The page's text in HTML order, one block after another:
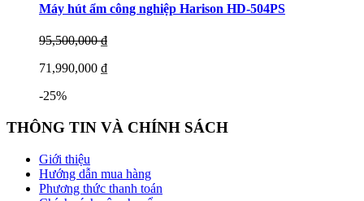
Máy hút ẩm công nghiệp Harison HD-504PS
95,500,000 ₫
71,990,000 ₫
-25%
THÔNG TIN VÀ CHÍNH SÁCH
Giới thiệu
Hướng dẫn mua hàng
Phương thức thanh toán